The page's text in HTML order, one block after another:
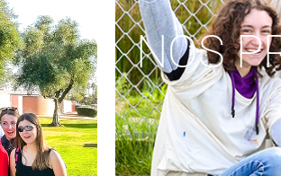
NOS